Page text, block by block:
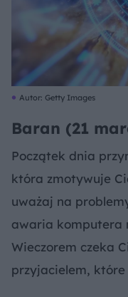
Autor: Getty Images
Baran (21
Początek dnia
która zmotywuje
uważaj na
awaria komputera
Wieczorem czeka
przyjacielem,